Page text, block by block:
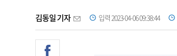
김동일 기자 입력 2023-04-06 09:38:44